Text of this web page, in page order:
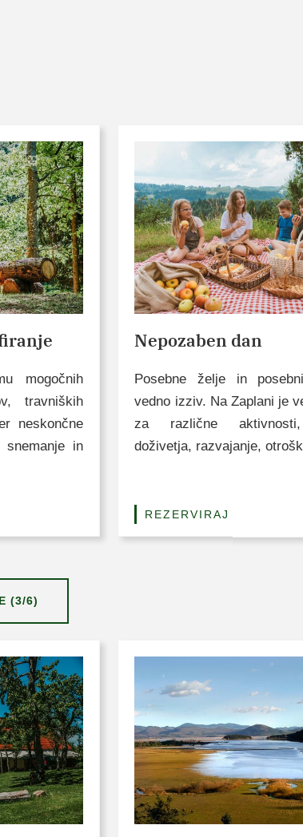
mogočnih
travniških
neskončne
in
Nepozaben dan
Posebne želje in
vedno izziv. Na Zaplani je
za različne
doživetja, razvajanje,
REZERVIRAJ
(3/6)